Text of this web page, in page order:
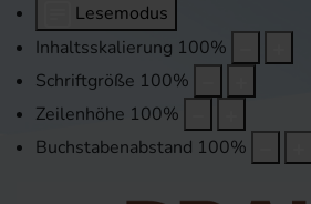
Lesemodus
Inhaltsskalierung 100%
Schriftgröße 100%
Zeilenhöhe 100%
Buchstabenabstand 100%